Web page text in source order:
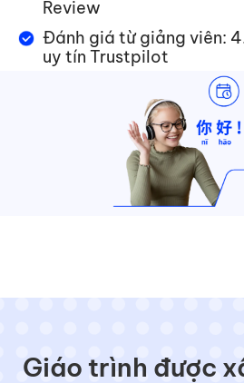
Review
Đánh giá từ giảng viên:
uy tín Trustpilot
Giáo trình được